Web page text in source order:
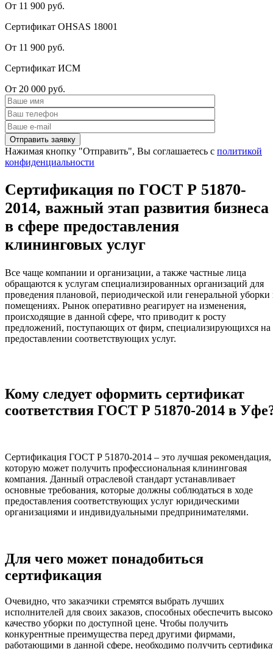
От 11 900 руб.
Сертификат OHSAS 18001
От 11 900 руб.
Сертификат ИСМ
От 20 000 руб.
Нажимая кнопку "Отправить", Вы соглашаетесь с политикой
конфиденциальности
Сертификация по ГОСТ Р 51870-
2014, важный этап развития бизнеса
в сфере предоставления
клининговых услуг
Все чаще компании и организации, а также частные лица
обращаются к услугам специализированных организаций для
проведения плановой, периодической или генеральной уборки
помещениях. Рынок оперативно реагирует на изменения,
происходящие в данной сфере, что приводит к росту
предложений, поступающих от фирм, специализирующихся на
предоставлении соответствующих услуг.
Кому следует оформить сертификат
соответствия ГОСТ Р 51870-2014 в
Сертификация ГОСТ Р 51870-2014 – это лучшая рекомендация,
которую может получить профессиональная клининговая
компания. Данный отраслевой стандарт устанавливает
основные требования, которые должны соблюдаться в ходе
предоставления соответствующих услуг юридическими
организациями и индивидуальными предпринимателями.
Для чего может понадобиться
сертификация
Очевидно, что заказчики стремятся выбрать лучших
исполнителей для своих заказов, способных обеспечить
качество уборки по доступной цене. Чтобы получить
конкурентные преимущества перед другими фирмами,
работающими в данной сфере, необходимо получить